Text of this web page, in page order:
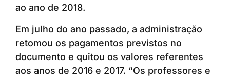
ao ano de 2018.
Em julho do ano passado, a administração
retomou os pagamentos previstos no
documento e quitou os valores referentes
aos anos de 2016 e 2017. “Os professores e